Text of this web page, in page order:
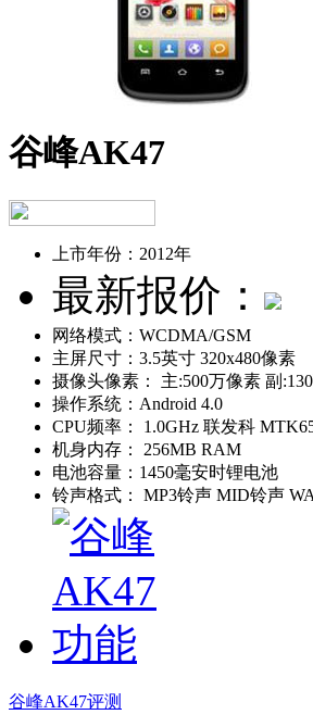
谷峰AK47
上市年份： 2012年
最新报价：
网络模式： WCDMA/GSM
主屏尺寸： 3.5英寸 320x480像素
摄像头像素：
主:500万像素 副
操作系统： Android 4.0
CPU频率：
1.0GHz 联发科
机身内存：
256MB RAM
电池容量： 1450毫安时锂电池
铃声格式：
MP3铃声 MID铃声
谷峰AK47评测